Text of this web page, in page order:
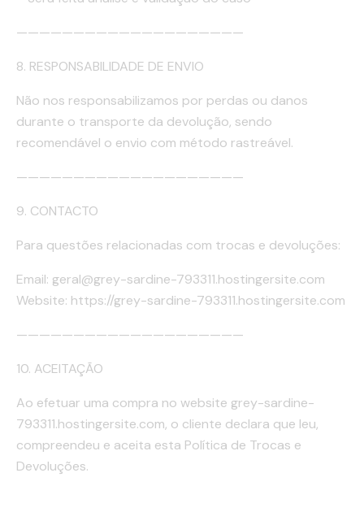
————————————————————
8. RESPONSABILIDADE DE ENVIO
Não nos responsabilizamos por perdas ou danos
durante o transporte da devolução, sendo
recomendável o envio com método rastreável.
————————————————————
9. CONTACTO
Para questões relacionadas com trocas e devoluções:
Email: geral@grey-sardine-793311.hostingersite.com
Website: https://grey-sardine-793311.hostingersite.com
————————————————————
10. ACEITAÇÃO
Ao efetuar uma compra no website grey-sardine-
793311.hostingersite.com, o cliente declara que leu,
compreendeu e aceita esta Política de Trocas e
Devoluções.